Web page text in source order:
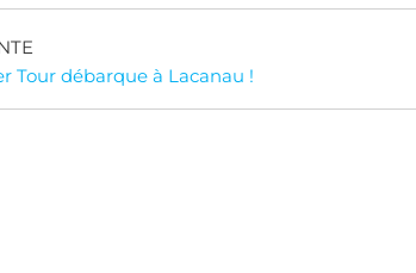
Tour débarque à Lacanau !